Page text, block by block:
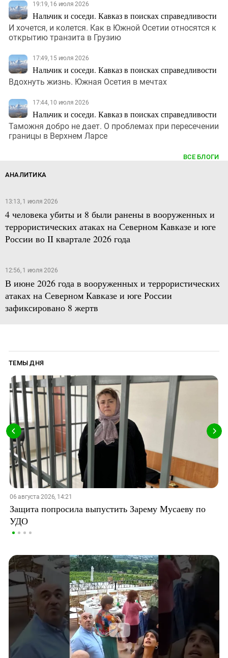
19:19, 16 июля 2026
Нальчик и соседи. Кавказ в поисках справедливости
И хочется, и колется. Как в Южной Осетии относятся к
открытию транзита в Грузию
17:49, 15 июля 2026
Нальчик и соседи. Кавказ в поисках справедливости
Вдохнуть жизнь. Южная Осетия в мечтах
17:44, 10 июля 2026
Нальчик и соседи. Кавказ в поисках справедливости
Таможня добро не дает. О проблемах при пересечении
границы в Верхнем Ларсе
ВСЕ БЛОГИ
АНАЛИТИКА
13:13, 1 июля 2026
4 человека убиты и 8 были ранены в вооруженных и
террористических атаках на Северном Кавказе и юге
России во II квартале 2026 года
12:56, 1 июля 2026
В июне 2026 года в вооруженных и террористических
атаках на Северном Кавказе и юге России
зафиксировано 8 жертв
ТЕМЫ ДНЯ
06 августа 2026, 14:21
Защита попросила выпустить Зарему Мусаеву по
УДО